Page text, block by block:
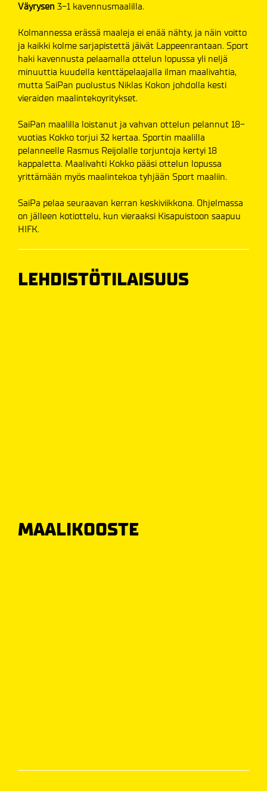
Väyrysen 3-1 kavennusmaalilla.
Kolmannessa erässä maaleja ei enää nähty, ja näin voitto
ja kaikki kolme sarjapistettä jäivät Lappeenrantaan. Sport
haki kavennusta pelaamalla ottelun lopussa yli neljä
minuuttia kuudella kenttäpelaajalla ilman maalivahtia,
mutta SaiPan puolustus Niklas Kokon johdolla kesti
vieraiden maalintekoyritykset.
SaiPan maalilla loistanut ja vahvan ottelun pelannut 18-
vuotias Kokko torjui 32 kertaa. Sportin maalilla
pelanneelle Rasmus Reijolalle torjuntoja kertyi 18
kappaletta. Maalivahti Kokko pääsi ottelun lopussa
yrittämään myös maalintekoa tyhjään Sport maaliin.
SaiPa pelaa seuraavan kerran keskiviikkona. Ohjelmassa
on jälleen kotiottelu, kun vieraaksi Kisapuistoon saapuu
HIFK.
LEHDISTÖTILAISUUS
MAALIKOOSTE